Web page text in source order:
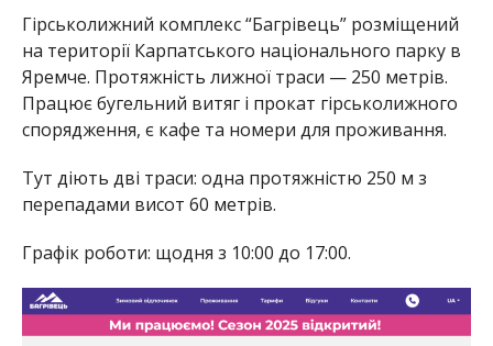
Гірськолижний комплекс “Багрівець” розміщений
на території Карпатського національного парку в
Яремче. Протяжність лижної траси — 250 метрів.
Працює бугельний витяг і прокат гірськолижного
спорядження, є кафе та номери для проживання.
Тут діють дві траси: одна протяжністю 250 м з
перепадами висот 60 метрів.
Графік роботи: щодня з 10:00 до 17:00.